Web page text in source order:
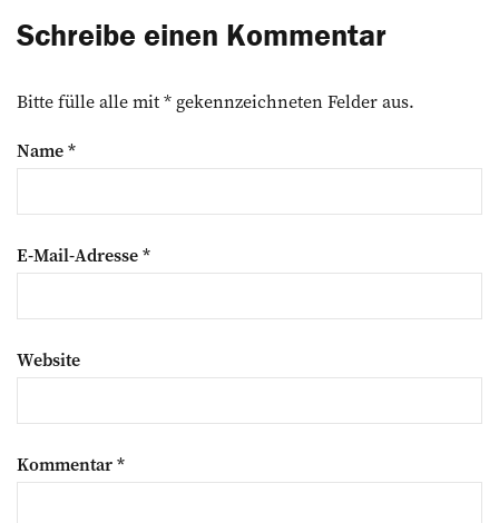
Schreibe einen Kommentar
Bitte fülle alle mit * gekennzeichneten Felder aus.
Name*
E-Mail-Adresse*
Website
Kommentar*